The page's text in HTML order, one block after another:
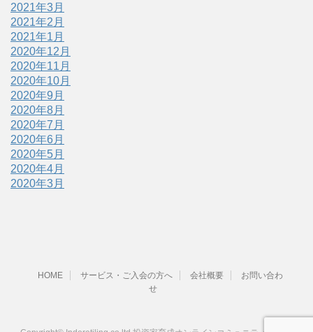
2021年3月
2021年2月
2021年1月
2020年12月
2020年11月
2020年10月
2020年9月
2020年8月
2020年7月
2020年6月
2020年5月
2020年4月
2020年3月
HOME サービス・ご入会の方へ 会社概要
お問い合わ
せ